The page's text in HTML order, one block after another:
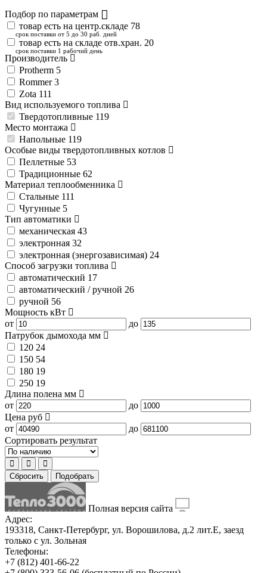
Подбор по параметрам
товар есть на центр.складе 78
срок поставки от 5 до 30 раб. дней
товар есть на складе отв.хран. 20
срок поставки 1 рабочий день
Производитель
Protherm 5
Rommer3
Zota 111
Вид используемого топлива
Твердотопливные 119
Место монтажа
Напольные 119
Особые виды твердотопливных котлов
Пеллетные 53
Традиционные 62
Материал теплообменника
Стальные 111
Чугунные 5
Тип автоматики
механическая 43
электронная 32
электронная (энергозависимая) 24
Способ загрузки топлива
автоматический 17
автоматический / ручной 26
ручной 56
Мощность кВт
от
до
Патрубок дымохода мм
120 24
150 54
180 19
250 19
Длина полена мм
от
до
Цена руб
от
до
Сортировать результат
Сбросить Подобрать
Полная версия сайта
Адрес:
193318, Санкт-Петербург, ул. Ворошилова, д.2 лит.Е, заезд
только с ул. Зольная
Телефоны:
+7 (812) 401-66-22